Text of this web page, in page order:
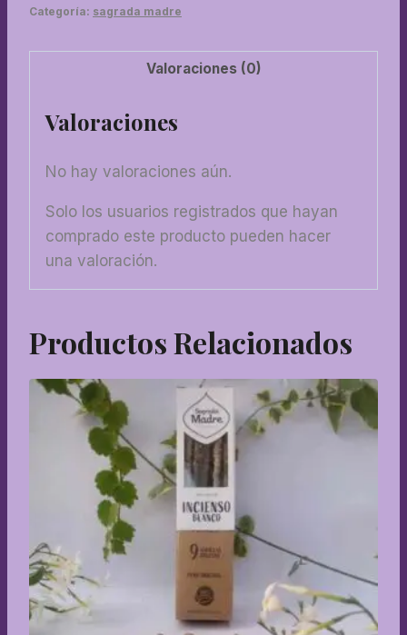
Categoría: sagrada madre
Valoraciones (0)
Valoraciones
No hay valoraciones aún.
Solo los usuarios registrados que hayan
comprado este producto pueden hacer
una valoración.
Productos Relacionados